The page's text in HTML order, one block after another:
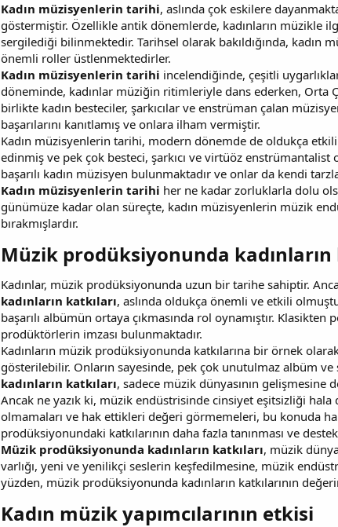
Kadın müzisyenlerin tarihi, aslında çok eskilere
göstermiştir. Özellikle antik dönemlerde, kadınların müzikle
sergilediği bilinmektedir. Tarihsel olarak bakıldığında, kadın
önemli roller üstlenmektedirler.
Kadın müzisyenlerin tarihi incelendiğinde, çeşitli
döneminde, kadınlar müziğin ritimleriyle dans ederken, Orta
birlikte kadın besteciler, şarkıcılar ve enstrüman çalan
başarılarını kanıtlamış ve onlara ilham vermiştir.
Kadın müzisyenlerin tarihi, modern dönemde de oldukça
edinmiş ve pek çok besteci, şarkıcı ve virtüöz
başarılı kadın müzisyen bulunmaktadır ve onlar da kendi
Kadın müzisyenlerin tarihi her ne kadar zorluklarla dolu
günümüze kadar olan süreçte, kadın müzisyenlerin müzik
bırakmışlardır.
Müzik prodüksiyonunda kadınların
Kadınlar, müzik prodüksiyonunda uzun bir tarihe sahiptir.
kadınların katkıları, aslında oldukça önemli ve etkili
başarılı albümün ortaya çıkmasında rol oynamıştır.
prodüktörlerin imzası bulunmaktadır.
Kadınların müzik prodüksiyonunda katkılarına bir örnek
gösterilebilir. Onların sayesinde, pek çok unutulmaz albüm
kadınların katkıları, sadece müzik dünyasının gelişmesine
Ancak ne yazık ki, müzik endüstrisinde cinsiyet eşitsizliği
olmamaları ve hak ettikleri değeri görmemeleri, bu konuda
prodüksiyonundaki katkılarının daha fazla tanınması ve
Müzik prodüksiyonunda kadınların katkıları, müzik
varlığı, yeni ve yenilikçi seslerin keşfedilmesine, müzik
yüzden, müzik prodüksiyonunda kadınların katkılarının
Kadın müzik yapımcılarının etkisi​